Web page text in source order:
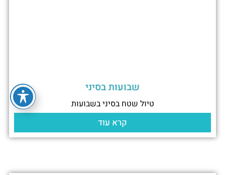
שבועות בסיני
טיול שטח בסיני בשבועות
קרא עוד